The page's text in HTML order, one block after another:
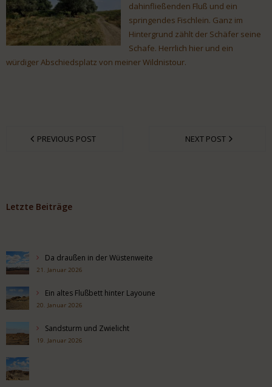
dahinfließenden Fluß und ein
springendes Fischlein. Ganz im
Hintergrund zählt der Schäfer seine
Schafe. Herrlich hier und ein
würdiger Abschiedsplatz von meiner Wildnistour.
PREVIOUS POST NEXT POST
Letzte Beiträge
Da draußen in der Wüstenweite
21. Januar 2026
Ein altes Flußbett hinter Layoune
20. Januar 2026
Sandsturm und Zwielicht
19. Januar 2026